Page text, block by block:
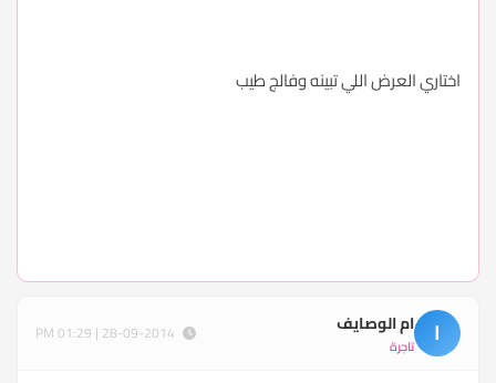
اختاري العرض اللي تبينه وفالج طيب
ا ام الوصايف
تاجرة